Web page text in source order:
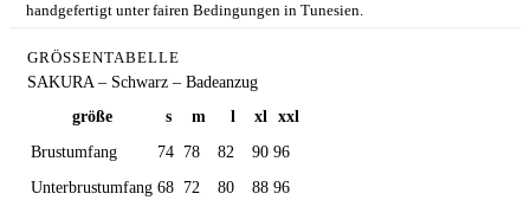
handgefertigt unter fairen Bedingungen in Tunesien.
GRÖSSENTABELLE
SAKURA – Schwarz – Badeanzug
größe
s m l xl
xxl
Brustumfang
74 78 82 90 96
Unterbrustumfang 68 72 80 88 96